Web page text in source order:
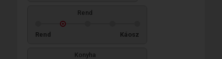
Rend
Rend Káosz
Konyha